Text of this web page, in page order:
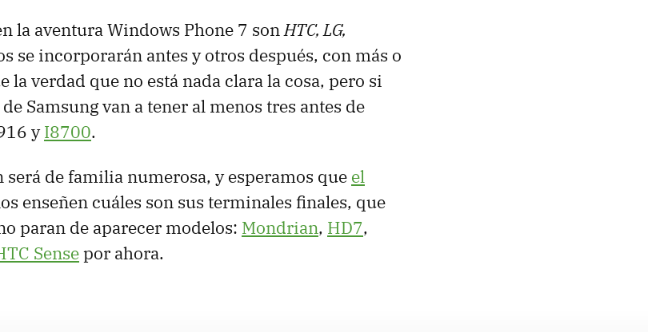
la aventura Windows Phone 7 sonHTC, LG,
se incorporarán antes y otros después, con más o
la verdad que no está nada clara la cosa, pero si
Samsung van a tener al menos tres antes de
yI8700.
será de familia numerosa, y esperamos que el
enseñen cuáles son sus terminales finales, que
paran de aparecer modelos: Mondrian, HD7,
Sensepor ahora.